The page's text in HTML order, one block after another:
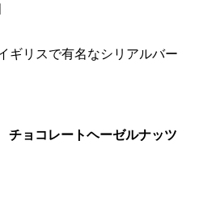
ギリスで有名なシリアルバー
ョコレートヘーゼルナッツ